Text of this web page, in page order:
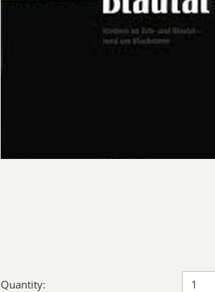
Quantity: